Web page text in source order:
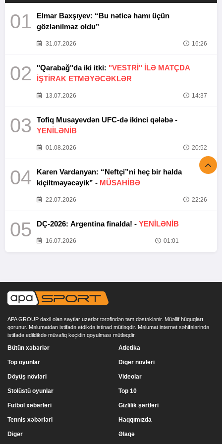
01
Elmar Baxşıyev: “Bu nəticə hamı üçün
gözlənilməz oldu”
31.07.2026 16:26
02 "Qarabağ"da iki itki: "VESTRİ" İLƏ MATÇDA
İŞTİRAK ETMƏYƏCƏKLƏR
13.07.2026 14:37
03
Tofiq Musayevdən UFC-də ikinci qələbə -
YENİLƏNİB
01.08.2026 20:52
04
Karen Vardanyan: “Neftçi”ni heç bir halda
kiçiltməyəcəyik” - MÜSAHİBƏ
22.07.2026 22:26
05 DÇ-2026: Argentina finalda! - YENİLƏNİB
16.07.2026 01:01
APA GROUP daxil olan saytlar uzerlər tərəfindən tam dəstəklənir. Müəllif hüquqları
qorunur. Məlumatdan istifadə etdikdə istinad mütləqdir. Məlumat internet səhifələrində
istifadə edildikdə müvafiq keçidin qoyulması mütləqdir.
Bütün xəbərlər
Top oyunlar
Döyüş növləri
Stolüstü oyunlar
Atletika
Digər növləri
Videolar
Top 10
Futbol xəbərləri
Tennis xəbərləri
Digər
Gizlilik şərtləri
Haqqımızda
Əlaqə